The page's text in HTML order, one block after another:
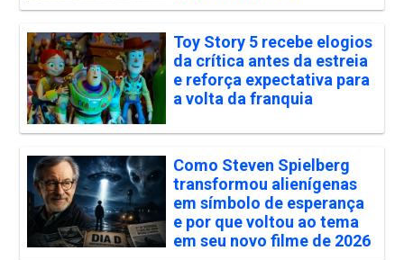
Toy Story 5 recebe elogios
da crítica antes da estreia
e reforça expectativa para
a volta da franquia
Como Steven Spielberg
transformou alienígenas
em símbolo de esperança
e por que voltou ao tema
em seu novo filme de 2026